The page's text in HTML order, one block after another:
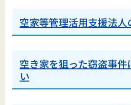
空家等管理活用支援法
空き家を狙った窃盗事
い